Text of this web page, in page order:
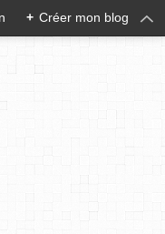
+ Créer mon blog